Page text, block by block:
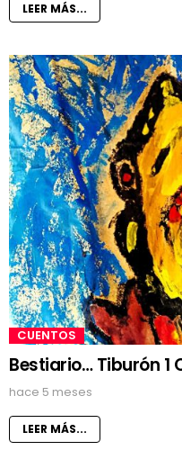
LEER MÁS...
CUENTOS
Bestiario… Tiburón 1
hace 5 meses
LEER MÁS...